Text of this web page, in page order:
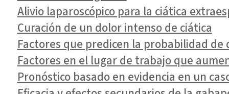
Alivio laparoscópico para la ciática
Curación de un dolor intenso de ciática
Factores que predicen la probabilidad
Factores en el lugar de trabajo que
Pronóstico basado en evidencia en un